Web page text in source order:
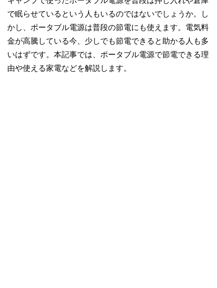
で眠らせているという人もいるのではないでしょうか。し
かし、ポータブル電源は普段の節電にも使えます。電気料
金が高騰している今、少しでも節電できると助かる人も多
いはずです。本記事では、ポータブル電源で節電できる理
由や使える家電などを解説します。